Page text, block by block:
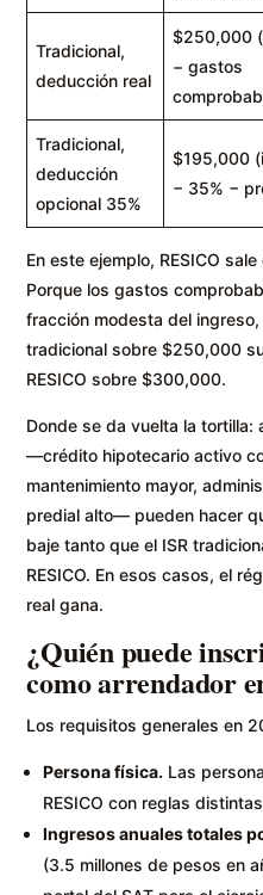
Tradicional,
deducción real
$250,000
− gastos
Tradicional,
deducción
opcional 35%
$195,000
− 35% −
En este ejemplo, RESICO
Porque los gastos
fracción modesta del
tradicional sobre $250,000
RESICO sobre $300,000.
Donde se da vuelta la
—crédito hipotecario activo
mantenimiento mayor,
predial alto— pueden hacer
baje tanto que el ISR
RESICO. En esos casos, el
real gana.
¿Quién puede
como arrendador
Los requisitos generales en
Persona física. Las
RESICO con reglas
Ingresos anuales totales
(3.5 millones de pesos en